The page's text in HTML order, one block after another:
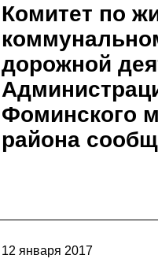
Комитет по
дорожной
Фоминского
района
12 января 2017